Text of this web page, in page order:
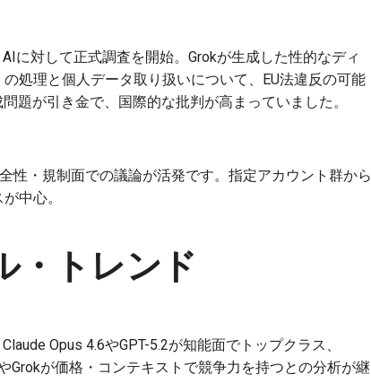
に対して正式調査を開始。Grokが生成した性的なディ
処理と個人データ取り扱いについて、EU法違反の可能
題が引き金で、国際的な批判が高まっていました。
性・規制面での議論が活発です。指定アカウント群から
中心。
・トレンド
Opus 4.6やGPT-5.2が知能面でトップクラス、
Grokが価格・コンテキストで競争力を持つとの分析が継